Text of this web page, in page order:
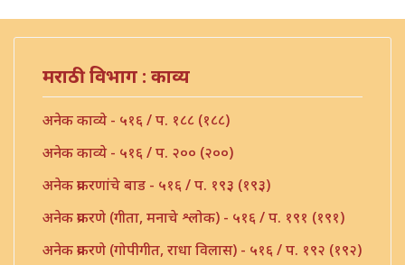
मराठी विभाग : काव्य
अनेक काव्ये - ५१६ / प. १८८ (१८८)
अनेक काव्ये - ५१६ / प. २०० (२००)
अनेक प्रकरणांचे बाड - ५१६ / प. १९३ (१९३)
अनेक प्रकरणे (गीता, मनाचे श्लोक) - ५१६ / प. १९१ (१९१)
अनेक प्रकरणे (गोपीगीत, राधा विलास) - ५१६ / प. १९२ (१९२)